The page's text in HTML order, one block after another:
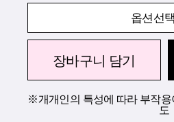
옵션선
장바구니 담기
※개개인의 특성에 따라 부작
도